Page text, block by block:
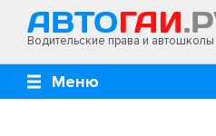
Водительские права и автошколы
Меню